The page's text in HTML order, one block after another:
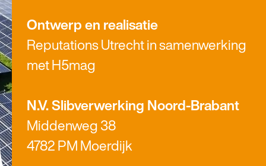
Ontwerp en realisatie
Reputations Utrecht in samenwerking
met H5mag
​​​​​​​N.V. Slibverwerking Noord-Brabant
Middenweg 38
4782 PM Moerdijk